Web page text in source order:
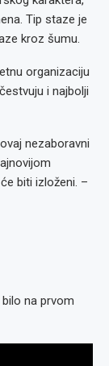
Tip staze je
kroz šumu.
organizaciju
i najbolji
nezaboravni
biti izloženi. –
na prvom